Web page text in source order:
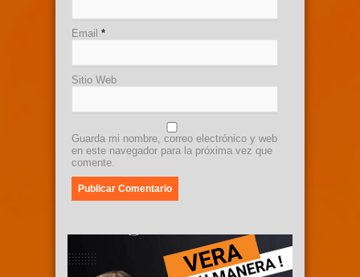
Email *
Sitio Web
Guarda mi nombre, correo electrónico y web
en este navegador para la próxima vez que
comente.